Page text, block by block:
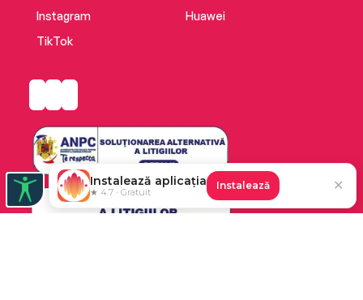
Instagram
TikTok
Huawei
Instalează aplicația
★ 4.7 · Gratuit
Instalează ✕